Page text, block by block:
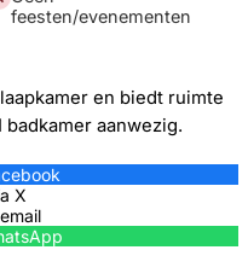
feesten/evenementen
en biedt ruimte
aanwezig.
X